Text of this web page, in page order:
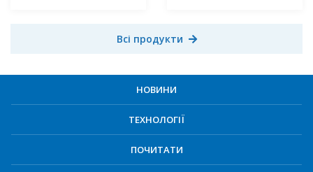
Всі продукти
НОВИНИ
ТЕХНОЛОГІЇ
ПОЧИТАТИ